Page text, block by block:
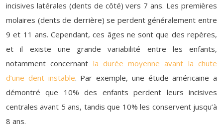
incisives latérales (dents de côté) vers 7 ans. Les premières
molaires (dents de derrière) se perdent généralement entre
9 et 11 ans. Cependant, ces âges ne sont que des repères,
et il existe une grande variabilité entre les enfants,
notamment concernant la durée moyenne avant la chute
d’une dent instable. Par exemple, une étude américaine a
démontré que 10% des enfants perdent leurs incisives
centrales avant 5 ans, tandis que 10% les conservent jusqu’à
8 ans.